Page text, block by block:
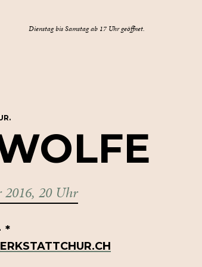
Dienstag bis Samstag ab 17 Uhr geöffnet.
20 Uhr
*